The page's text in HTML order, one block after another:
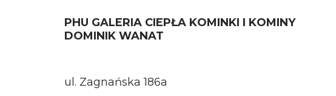
PHU GALERIA CIEPŁA KOMINKI I KOMINY
DOMINIK WANAT
ul. Zagnańska 186a